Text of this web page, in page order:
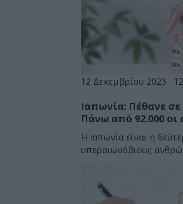
12 Δεκεμβρίου 2023
Ιαπωνία: Πέθανε
Πάνω από 92.000 οι
Η Ιαπωνία είναι η
υπεραιωνόβιους